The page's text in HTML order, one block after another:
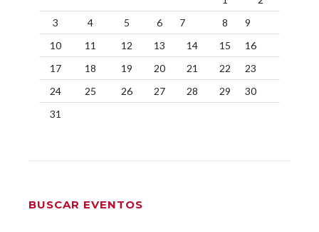
3
4 5 6 7 8
9
10
11 12 13 14 15
16
17
18 19 20 21 22
23
24
25 26 27 28 29
30
31
BUSCAR EVENTOS